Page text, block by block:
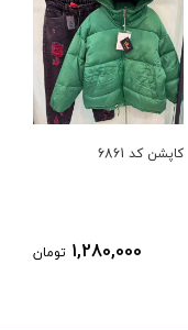
کاپشن کد 6861
1,280,000 تومان